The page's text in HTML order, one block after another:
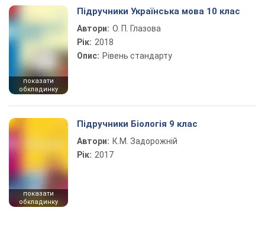
показати
обкладинку
Підручники Українська мова 10 клас
Автори: О. П. Глазова
Рік: 2018
Опис: Рівень стандарту
показати
обкладинку
Підручники Біологія 9 клас
Автори: К.М. Задорожній
Рік: 2017